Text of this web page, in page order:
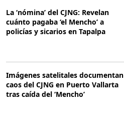
La ‘nómina’ del CJNG: Revelan
cuánto pagaba ‘el Mencho’ a
policías y sicarios en Tapalpa
Imágenes satelitales documentan
caos del CJNG en Puerto Vallarta
tras caída del ‘Mencho’